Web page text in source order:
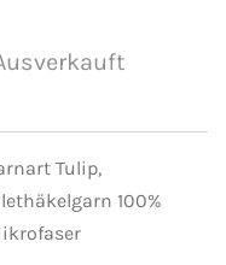
Tulip,
100%